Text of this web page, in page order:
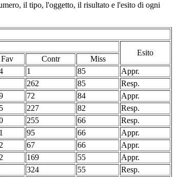
il tipo, l'oggetto, il risultato e l'esito di ogni
Esito
Fav Contr
Miss
1 85
Appr.
262 85
Resp.
72 84
Appr.
227 82
Resp.
255 66
Resp.
95 66
Appr.
67 66
Appr.
169 55
Appr.
324 55
Resp.